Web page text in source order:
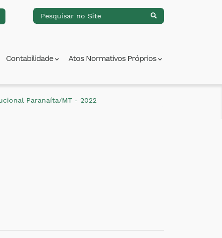
Contabilidade Atos Normativos Próprios
Paranaíta/MT - 2022